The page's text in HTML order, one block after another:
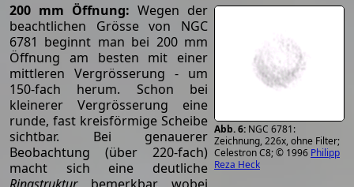
NGC 6781:
Zeichnung, 226x, ohne Filter;
Celestron C8; © 1996 Philipp
Reza Heck
200 mm Öffnung: Wegen der
beachtlichen Grösse von NGC
6781 beginnt man bei 200 mm
Öffnung am besten mit einer
mittleren Vergrösserung - um
150-fach herum. Schon bei
kleinerer Vergrösserung eine
runde, fast kreisförmige Scheibe
sichtbar. Bei genauerer
Beobachtung (über 220-fach)
macht sich eine deutliche